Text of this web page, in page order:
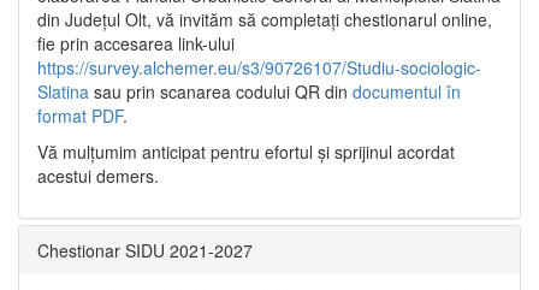
din Județul Olt, vă invităm să completați chestionarul online,
fie prin accesarea link-ului
https://survey.alchemer.eu/s3/90726107/Studiu-sociologic-
Slatina sau prin scanarea codului QR din documentul în
format PDF.
Vă mulţumim anticipat pentru efortul şi sprijinul acordat
acestui demers.
Chestionar SIDU 2021-2027